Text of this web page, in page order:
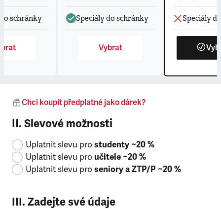
schránky Speciály do schránky
Vybrat
Speciály
Chci koupit předplatné jako dárek?
II. Slevové možnosti
Uplatnit slevu pro studenty ~20 %
Uplatnit slevu pro učitele ~20 %
Uplatnit slevu pro seniory a ZTP/P ~20 %
III. Zadejte své údaje